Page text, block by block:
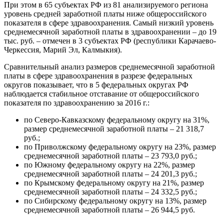
При этом в 65 субъектах РФ из 81 анализируемого региона
уровень средней заработной платы ниже общероссийского
показателя в сфере здравоохранения. Самый низкий уровень
среднемесячной заработной платы в здравоохранении – до 19
тыс. руб. – отмечен в 3 субъектах РФ (республики Карачаево-
Черкессия, Марий Эл, Калмыкия).
Сравнительный анализ размеров среднемесячной заработной
платы в сфере здравоохранения в разрезе федеральных
округов показывает, что в 5 федеральных округах РФ
наблюдается стабильное отставание от общероссийского
показателя по здравоохранению за 2016 г.:
по Северо-Кавказскому федеральному округу на 31%,
размер среднемесячной заработной платы – 21 318,7
руб.;
по Приволжскому федеральному округу на 23%, размер
среднемесячной заработной платы – 23 793,0 руб.;
по Южному федеральному округу на 22%, размер
среднемесячной заработной платы – 24 201,3 руб.;
по Крымскому федеральному округу на 21%, размер
среднемесячной заработной платы – 24 332,5 руб.;
по Сибирскому федеральному округу на 13%, размер
среднемесячной заработной платы – 26 944,5 руб.